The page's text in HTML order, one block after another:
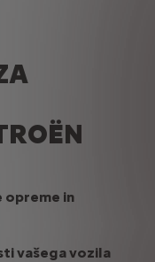
opreme in
vašega vozila